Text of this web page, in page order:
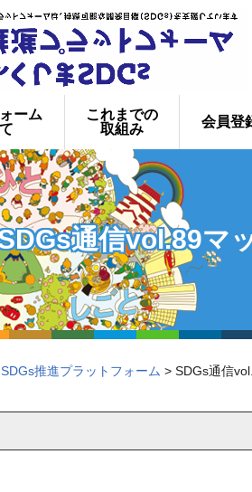
ーム
これまでの
取組み
会員登
通信vol.89マ
推進プラットフォーム > SDGs通信